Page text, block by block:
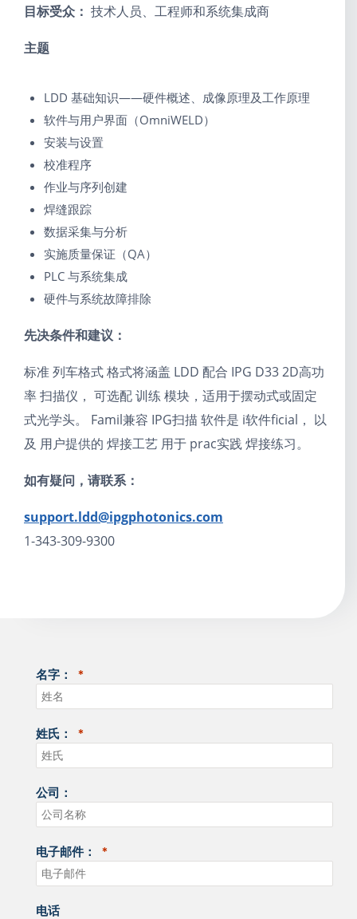
目标受众： 技术人员、工程师和系统集成商
主题
LDD 基础知识——硬件概述、成像原理及工作原理
软件与用户界面（OmniWELD）
安装与设置
校准程序
作业与序列创建
焊缝跟踪
数据采集与分析
实施质量保证（QA）
PLC 与系统集成
硬件与系统故障排除
先决条件和建议：
标准列车格式格式将涵盖 LDD 配合 IPG D332D高功
率扫描仪 ， 可选配训练 模块，适用于摆动式或固定
式光学头。 Famil兼容 IPG扫描 软件是 i软件ficial ， 以
及 用户提供的 焊接工艺 用于 prac实践焊接练习。
如有疑问，请联系：
support.ldd@ipgphotonics.com
1-343-309-9300
名字：
姓氏：
公司：
电子邮件：
电话